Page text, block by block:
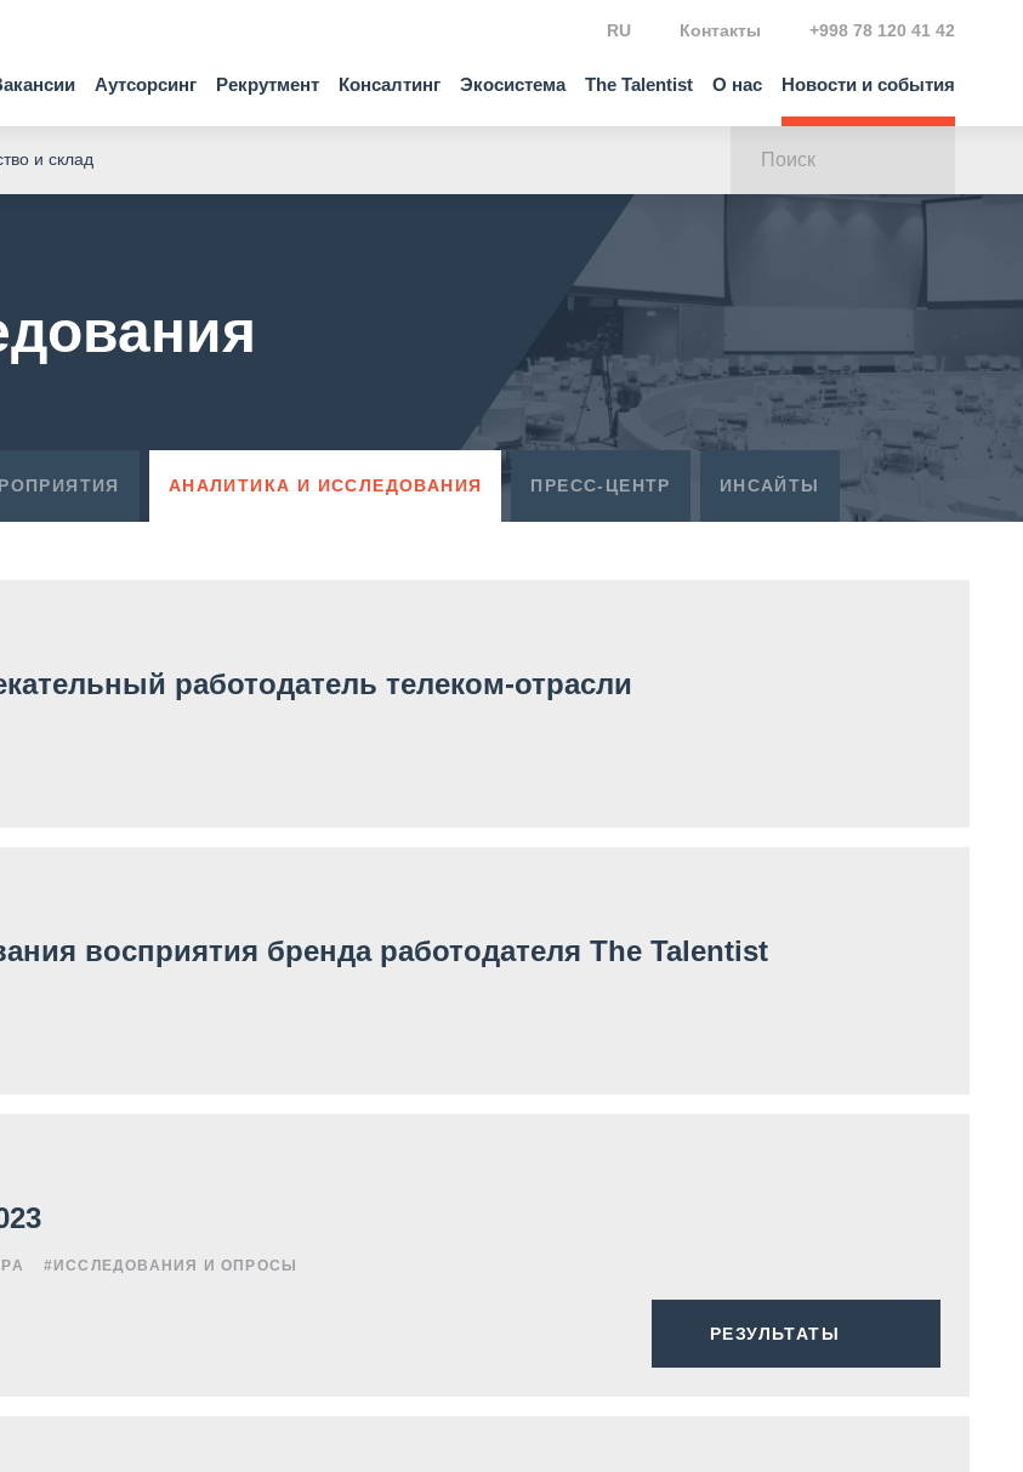
Аутсорсинг Рекрутмент Консалтинг Экосистема The Talentist О нас Новости и события
RU Контакты +998 78 120 41 42
и склад
АНАЛИТИКА И ИССЛЕДОВАНИЯ ПРЕСС-ЦЕНТР ИНСАЙТЫ
работодатель телеком-отрасли
восприятия бренда работодателя The Talentist
#ИССЛЕДОВАНИЯ И ОПРОСЫ
РЕЗУЛЬТАТЫ